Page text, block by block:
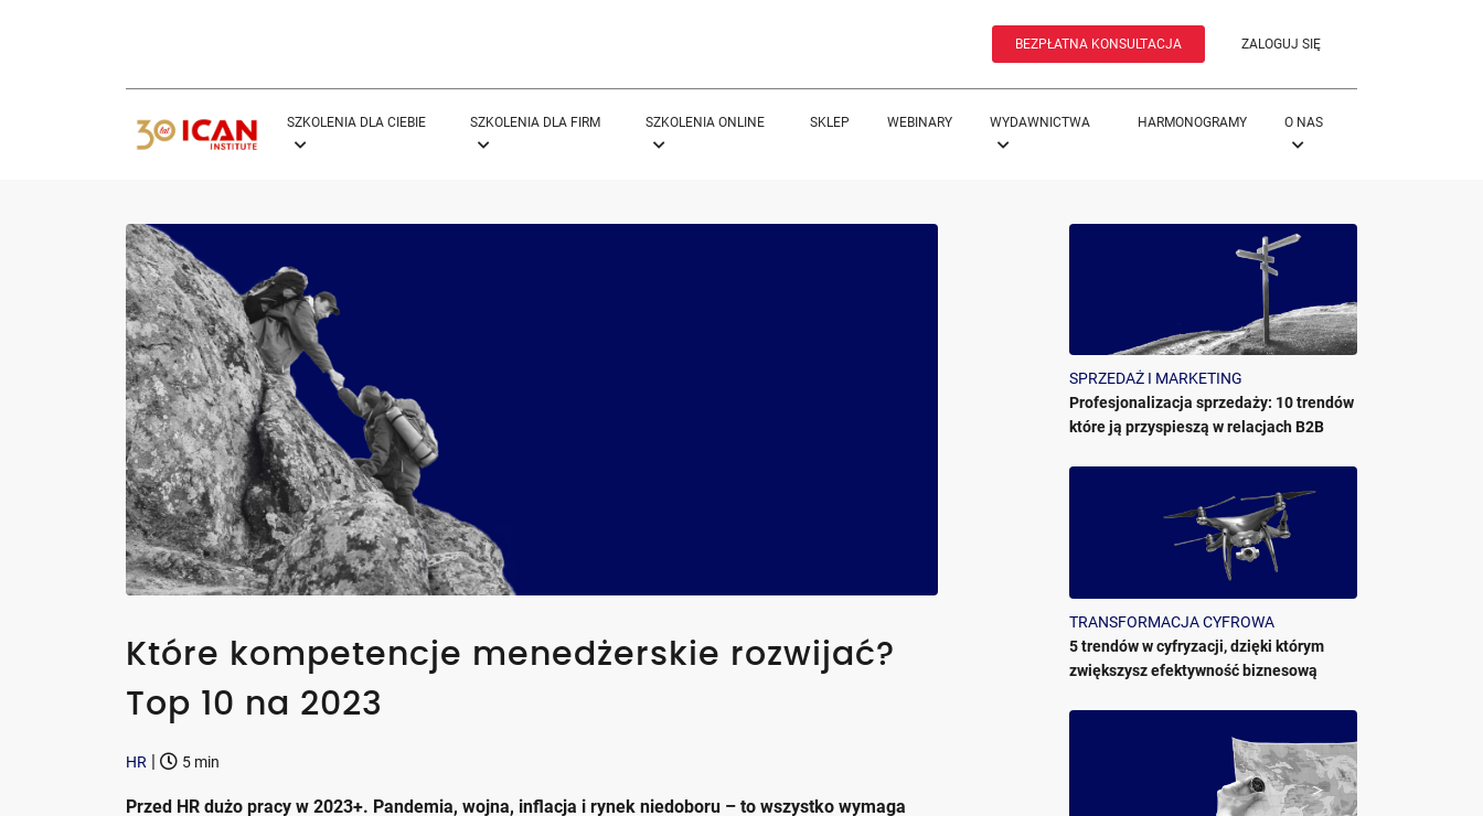
BEZPŁATNA KONSULTACJA ZALOGUJ SIĘ
SZKOLENIA DLA CIEBIE SZKOLENIA DLA FIRM SZKOLENIA ONLINE SKLEP WEBINARY WYDAWNICTWA HARMONOGRAMY O NAS
Które kompetencje menedżerskie rozwijać?
Top 10 na 2023
HR | 5 min
Przed HR dużo pracy w 2023+. Pandemia, wojna, inflacja i rynek niedoboru – to wszystko wymaga
SPRZEDAŻ I MARKETING
Profesjonalizacja sprzedaży: 10 trendów
które ją przyspieszą w relacjach B2B
TRANSFORMACJA CYFROWA
5 trendów w cyfryzacji, dzięki którym
zwiększysz efektywność biznesową